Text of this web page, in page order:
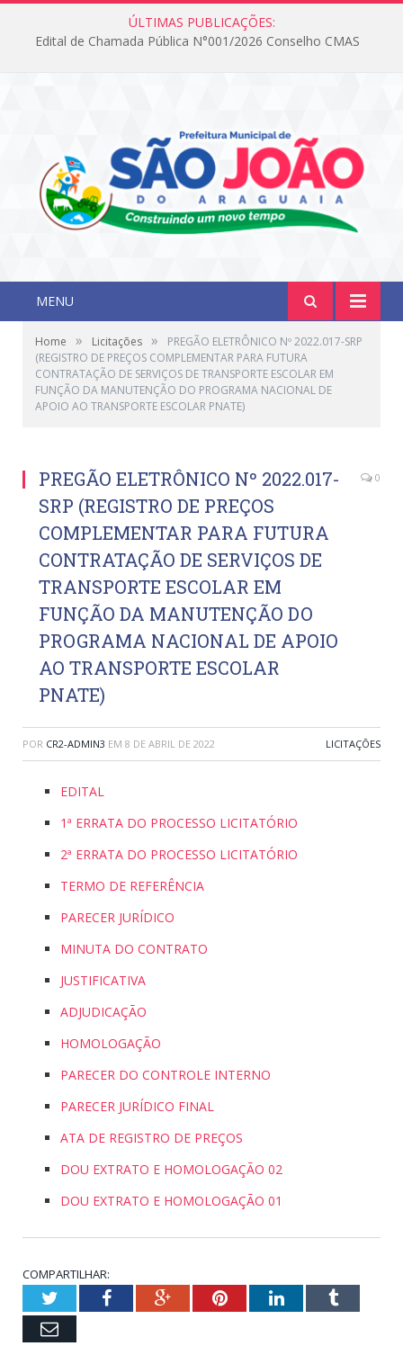
ÚLTIMAS PUBLICAÇÕES:
Edital de Chamada Pública N°001/2026 Conselho CMAS
MENU
Home » Licitações »
PREGÃO ELETRÔNICO Nº 2022.017-SRP
(REGISTRO DE PREÇOS COMPLEMENTAR PARA FUTURA
CONTRATAÇÃO DE SERVIÇOS DE TRANSPORTE ESCOLAR EM
FUNÇÃO DA MANUTENÇÃO DO PROGRAMA NACIONAL DE
APOIO AO TRANSPORTE ESCOLAR PNATE)
PREGÃO ELETRÔNICO Nº 2022.017-
SRP (REGISTRO DE PREÇOS
COMPLEMENTAR PARA FUTURA
CONTRATAÇÃO DE SERVIÇOS DE
TRANSPORTE ESCOLAR EM
FUNÇÃO DA MANUTENÇÃO DO
PROGRAMA NACIONAL DE APOIO
AO TRANSPORTE ESCOLAR
PNATE)
0
POR CR2-ADMIN3 EM 8 DE ABRIL DE 2022 LICITAÇÕES
EDITAL
1ª ERRATA DO PROCESSO LICITATÓRIO
2ª ERRATA DO PROCESSO LICITATÓRIO
TERMO DE REFERÊNCIA
PARECER JURÍDICO
MINUTA DO CONTRATO
JUSTIFICATIVA
ADJUDICAÇÃO
HOMOLOGAÇÃO
PARECER DO CONTROLE INTERNO
PARECER JURÍDICO FINAL
ATA DE REGISTRO DE PREÇOS
DOU EXTRATO E HOMOLOGAÇÃO 02
DOU EXTRATO E HOMOLOGAÇÃO 01
COMPARTILHAR:
TwitterFacebookGoogle+PinterestLinkedInTumblr
Email